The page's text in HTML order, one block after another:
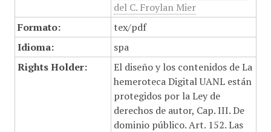
del C. Froylan Mier
Formato:
tex/pdf
Idioma:
spa
Rights Holder:
El diseño y los contenidos de La
hemeroteca Digital UANL están
protegidos por la Ley de
derechos de autor, Cap. III. De
dominio público. Art. 152. Las